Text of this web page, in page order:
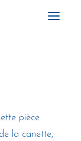
pièce
la canette,